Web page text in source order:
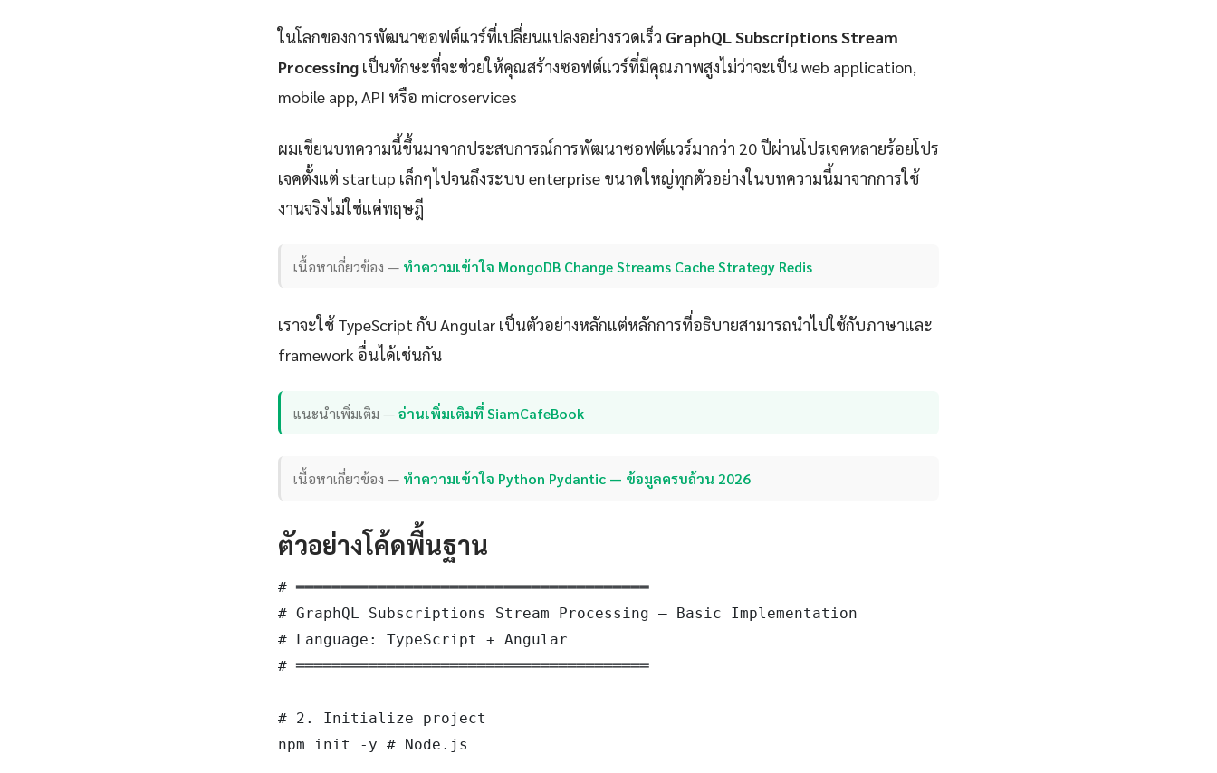
ในโลกของการพัฒนาซอฟต์แวร์ที่เปลี่ยนแปลงอย่างรวดเร็ว GraphQL Subscriptions Stream
Processing เป็นทักษะที่จะช่วยให้คุณสร้างซอฟต์แวร์ที่มีคุณภาพสูงไม่ว่าจะเป็น web application,
mobile app, API หรือ microservices
ผมเขียนบทความนี้ขึ้นมาจากประสบการณ์การพัฒนาซอฟต์แวร์มากว่า 20 ปีผ่านโปรเจคหลายร้อยโปร
เจคตั้งแต่ startup เล็กๆไปจนถึงระบบ enterprise ขนาดใหญ่ทุกตัวอย่างในบทความนี้มาจากการใช้
งานจริงไม่ใช่แค่ทฤษฎี
เนื้อหาเกี่ยวข้อง — ทำความเข้าใจ MongoDB Change Streams Cache Strategy Redis
เราจะใช้ TypeScript กับ Angular เป็นตัวอย่างหลักแต่หลักการที่อธิบายสามารถนำไปใช้กับภาษาและ
framework อื่นได้เช่นกัน
แนะนำเพิ่มเติม —อ่านเพิ่มเติมที่ SiamCafeBook
เนื้อหาเกี่ยวข้อง — ทำความเข้าใจ Python Pydantic — ข้อมูลครบถ้วน 2026
ตัวอย่างโค้ดพื้นฐาน
# ═══════════════════════════════════════
# GraphQL Subscriptions Stream Processing — Basic Implementation
# Language: TypeScript + Angular
# ═══════════════════════════════════════
# 2. Initialize project
npm init -y # Node.js